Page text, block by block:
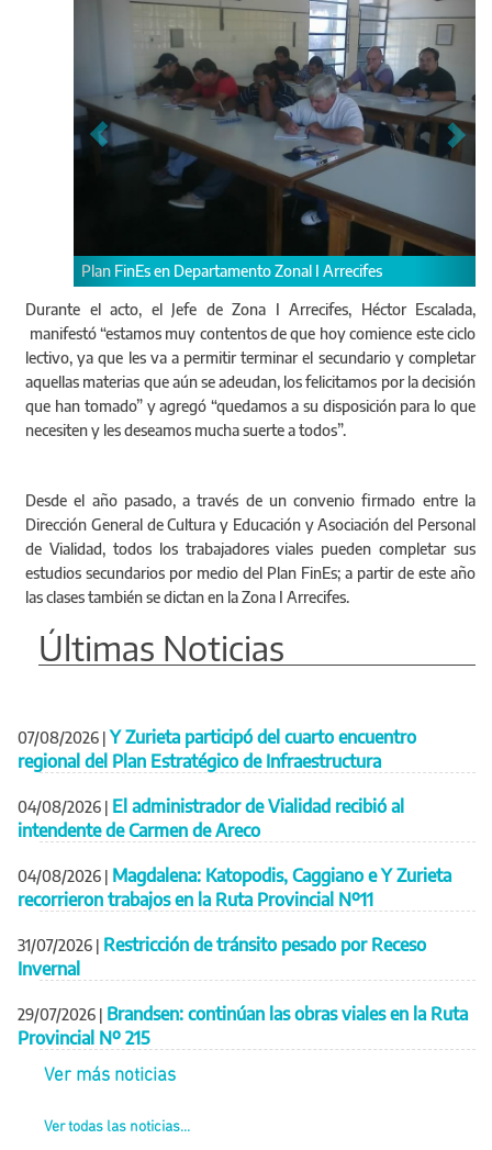
FinEs en Departamento Zonal I Arrecifes Plan FinEs en
Durante el acto, el Jefe de Zona I Arrecifes, Héctor Escalada,
manifestó “estamos muy contentos de que hoy comience este ciclo
lectivo, ya que les va a permitir terminar el secundario y completar
aquellas materias que aún se adeudan, los felicitamos por la decisión
que han tomado” y agregó “quedamos a su disposición para lo que
necesiten y les deseamos mucha suerte a todos”.
Desde el año pasado, a través de un convenio firmado entre la
Dirección General de Cultura y Educación y Asociación del Personal
de Vialidad, todos los trabajadores viales pueden completar sus
estudios secundarios por medio del Plan FinEs; a partir de este año
las clases también se dictan en la Zona I Arrecifes.
Últimas Noticias
07/08/2026 | Y Zurieta participó del cuarto encuentro
regional del Plan Estratégico de Infraestructura
04/08/2026 | El administrador de Vialidad recibió al
intendente de Carmen de Areco
04/08/2026 | Magdalena: Katopodis, Caggiano e Y Zurieta
recorrieron trabajos en la Ruta Provincial Nº11
31/07/2026 | Restricción de tránsito pesado por Receso
Invernal
29/07/2026 | Brandsen: continúan las obras viales en la Ruta
Provincial Nº 215
Ver más noticias
Ver todas las noticias...